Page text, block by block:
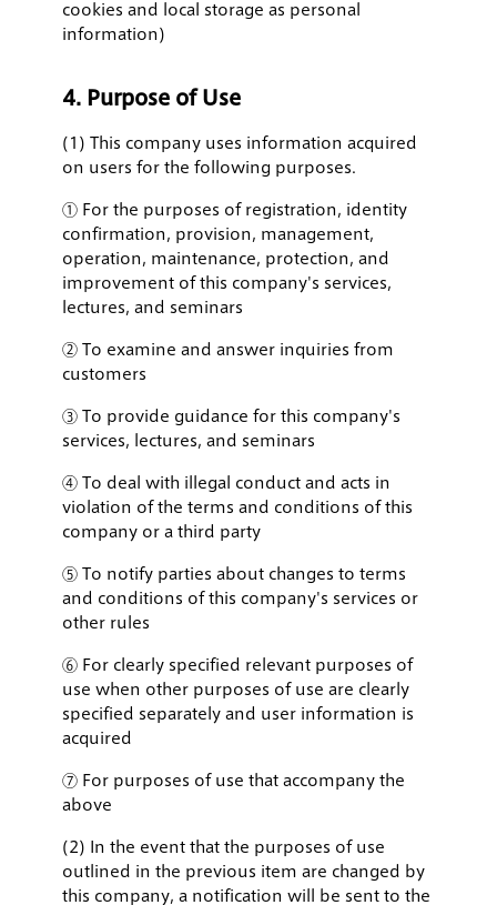
cookies and local storage as personal
information)
4. Purpose of Use
(1) This company uses information acquired
on users for the following purposes.
① For the purposes of registration, identity
confirmation, provision, management,
operation, maintenance, protection, and
improvement of this company's services,
lectures, and seminars
② To examine and answer inquiries from
customers
③ To provide guidance for this company's
services, lectures, and seminars
④ To deal with illegal conduct and acts in
violation of the terms and conditions of this
company or a third party
⑤ To notify parties about changes to terms
and conditions of this company's services or
other rules
⑥ For clearly specified relevant purposes of
use when other purposes of use are clearly
specified separately and user information is
acquired
⑦ For purposes of use that accompany the
above
(2) In the event that the purposes of use
outlined in the previous item are changed by
this company, a notification will be sent to the